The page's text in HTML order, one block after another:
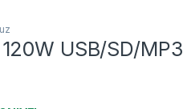
USB/SD/MP3